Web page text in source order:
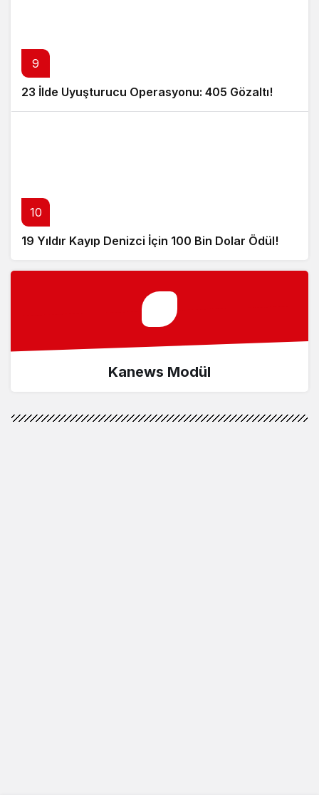
9
23 İlde Uyuşturucu Operasyonu: 405 Gözaltı!
10
19 Yıldır Kayıp Denizci İçin 100 Bin Dolar Ödül!
Kanews Modül